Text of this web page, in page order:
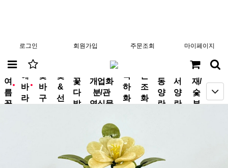
로그인 회원가입 주문조회 마이페이지
new
여
름
꽃
new
해
바
라
꽃
바
구
꽃
&
선
꽃
다
발
개업화
분/관
엽식물
축
하
화
근
조
화
동
양
란
서
양
란
분
재/
숯
부